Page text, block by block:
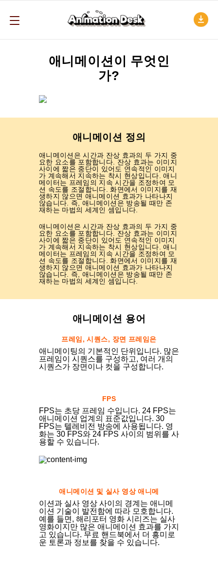
애니메이션이 무엇인
가?
애니메이션 정의
애니메이션은 시간과 잔상 효과의 두 가지 중
요한 요소를 포함합니다. 잔상 효과는 이미지
사이에 짧은 중단이 있어도 연속적인 이미지
가 계속해서 지속하는 착시 현상입니다. 애니
메이터는 프레임의 지속 시간을 조정하여 모
션 속도를 조절합니다. 화면에서 이미지를 재
생하지 않으면 애니메이션 효과가 나타나지
않습니다. 즉, 애니메이션은 방송될 때만 존
재하는 마법의 세계인 셈입니다.
애니메이션은 시간과 잔상 효과의 두 가지 중
요한 요소를 포함합니다. 잔상 효과는 이미지
사이에 짧은 중단이 있어도 연속적인 이미지
가 계속해서 지속하는 착시 현상입니다. 애니
메이터는 프레임의 지속 시간을 조정하여 모
션 속도를 조절합니다. 화면에서 이미지를 재
생하지 않으면 애니메이션 효과가 나타나지
않습니다. 즉, 애니메이션은 방송될 때만 존
재하는 마법의 세계인 셈입니다.
애니메이션 용어
프레임, 시퀀스, 장면 프레임은
애니메이팅의 기본적인 단위입니다. 많은
프레임이 시퀀스를 구성하고, 여러 개의
시퀀스가 장면이나 컷을 구성합니다.
FPS
FPS는 초당 프레임 수입니다. 24 FPS는
애니메이션 업계의 표준값입니다. 30
FPS는 텔레비전 방송에 사용됩니다. 영
화는 30 FPS와 24 FPS 사이의 범위를 사
용할 수 있습니다.
애니메이션 및 실사 영상 애니메
이션과 실사 영상 사이의 경계는 애니메
이션 기술이 발전함에 따라 모호합니다.
예를 들면, 해리포터 영화 시리즈는 실사
영화이지만 많은 애니메이션 효과를 가지
고 있습니다. 무료 핸드북에서 더 흥미로
운 토론과 정보를 찾을 수 있습니다.